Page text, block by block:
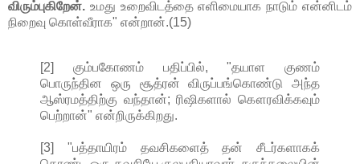
விரும்புகிறேன். உமது உறைவிடத்தை எளிமையாக நாடும் என்னிடம்
நிறைவு கொள்வீராக" என்றான்.(15)
[2] கும்பகோணம் பதிப்பில், "தயாள குணம்
பொருந்தின ஒரு சூத்ரன் விருப்பங்கொண்டு அந்த
ஆஸ்ரமத்திற்கு வந்தான்; ரிஷிகளால் கௌரவிக்கவும்
பெற்றான்" என்றிருக்கிறது.
[3] "பத்தாயிரம் தவசிகளைத் தன் சீடர்களாகக்